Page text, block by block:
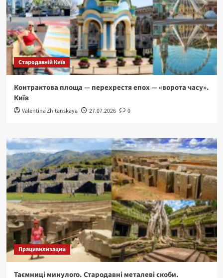
Стародавній Київ
Контрактова площа — перехрестя епох — «ворота часу».
Київ
Valentina Zhitanskaya 27.07.2026 0
Працивилизации
Таємниці минулого. Стародавні металеві скоби.